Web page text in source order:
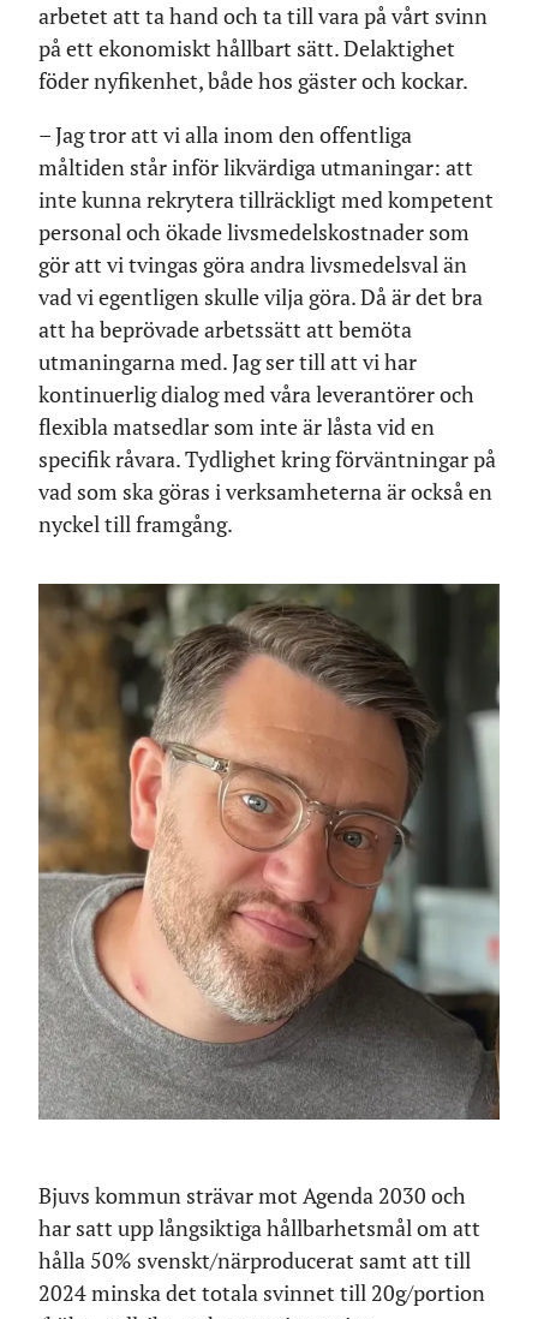
arbetet att ta hand och ta till vara på vårt svinn
på ett ekonomiskt hållbart sätt. Delaktighet
föder nyfikenhet, både hos gäster och kockar.
– Jag tror att vi alla inom den offentliga
måltiden står inför likvärdiga utmaningar: att
inte kunna rekrytera tillräckligt med kompetent
personal och ökade livsmedelskostnader som
gör att vi tvingas göra andra livsmedelsval än
vad vi egentligen skulle vilja göra. Då är det bra
att ha beprövade arbetssätt att bemöta
utmaningarna med. Jag ser till att vi har
kontinuerlig dialog med våra leverantörer och
flexibla matsedlar som inte är låsta vid en
specifik råvara. Tydlighet kring förväntningar på
vad som ska göras i verksamheterna är också en
nyckel till framgång.
Bjuvs kommun strävar mot Agenda 2030 och
har satt upp långsiktiga hållbarhetsmål om att
hålla 50% svenskt/närproducerat samt att till
2024 minska det totala svinnet till 20g/portion